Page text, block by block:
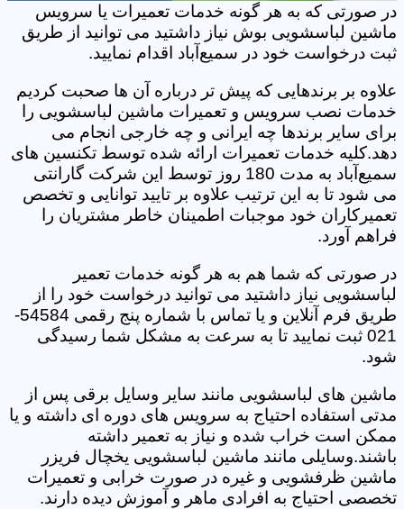
در صورتی که به هر گونه خدمات تعمیرات یا سرویس
ماشین لباسشویی بوش نیاز داشتید می توانید از طریق
ثبت درخواست خود در سمیع‌آباد اقدام نمایید.
علاوه بر برندهایی که پیش تر درباره آن ها صحبت کردیم
خدمات نصب سرویس و تعمیرات ماشین لباسشویی را
برای سایر برندها چه ایرانی و چه خارجی انجام می
دهد.کلیه خدمات تعمیرات ارائه شده توسط تکنسین های
سمیع‌آباد به مدت 180 روز توسط این شرکت گارانتی
می شود تا به این ترتیب علاوه بر تایید توانایی و تخصص
تعمیرکاران خود موجبات اطمینان خاطر مشتریان را
فراهم آورد.
در صورتی که شما هم به هر گونه خدمات تعمیر
لباسشویی نیاز داشتید می توانید درخواست خود را از
طریق فرم آنلاین و یا تماس با شماره پنج رقمی 54584-
021 ثبت نمایید تا به سرعت به مشکل شما رسیدگی
شود.
ماشین های لباسشویی مانند سایر وسایل برقی پس از
مدتی استفاده احتیاج به سرویس های دوره ای داشته و یا
ممکن است خراب شده و نیاز به تعمیر داشته
باشند.وسایلی مانند ماشین لباسشویی یخچال فریزر
ماشین ظرفشویی و غیره در صورت خرابی و تعمیرات
تخصصی احتیاج به افرادی ماهر و آموزش دیده دارند.